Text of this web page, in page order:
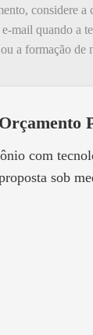
considere
mail quando a
a formação de
com
sob